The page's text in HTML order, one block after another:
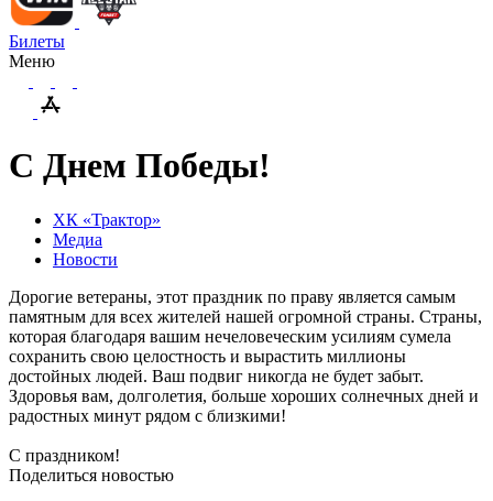
Билеты
Меню
С Днем Победы!
ХК «Трактор»
Медиа
Новости
Дорогие ветераны, этот праздник по праву является самым
памятным для всех жителей нашей огромной страны. Страны,
которая благодаря вашим нечеловеческим усилиям сумела
сохранить свою целостность и вырастить миллионы
достойных людей. Ваш подвиг никогда не будет забыт.
Здоровья вам, долголетия, больше хороших солнечных дней и
радостных минут рядом с близкими!
С праздником!
Поделиться новостью